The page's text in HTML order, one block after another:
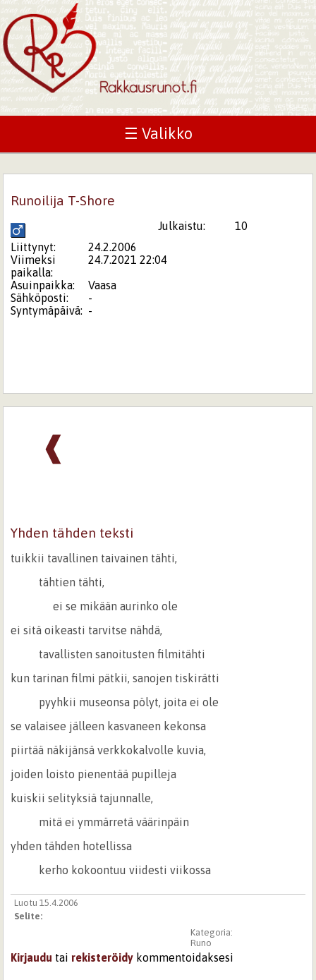
☰ Valikko
Runoilija T-Shore
Julkaistu:
10
Liittynyt:
24.2.2006
Viimeksi
paikalla:
24.7.2021 22:04
Asuinpaikka:
Vaasa
Sähköposti:
-
Syntymäpäivä: -
❰
Yhden tähden teksti
tuikkii tavallinen taivainen tähti,
tähtien tähti,
ei se mikään aurinko ole
ei sitä oikeasti tarvitse nähdä,
tavallisten sanoitusten filmitähti
kun tarinan filmi pätkii, sanojen tiskirätti
pyyhkii museonsa pölyt, joita ei ole
se valaisee jälleen kasvaneen kekonsa
piirtää näkijänsä verkkokalvolle kuvia,
joiden loisto pienentää pupilleja
kuiskii selityksiä tajunnalle,
mitä ei ymmärretä väärinpäin
yhden tähden hotellissa
kerho kokoontuu viidesti viikossa
Luotu 15.4.2006
Selite:
Kategoria:
Runo
Kirjaudu tai rekisteröidy kommentoidaksesi